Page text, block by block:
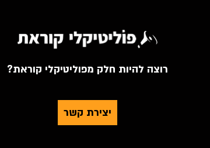
רוצה להיות חלק מפוליטיקלי קוראת?
יצירת קשר